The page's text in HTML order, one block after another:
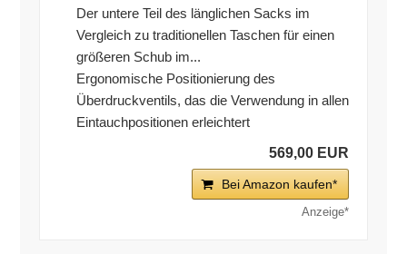
Der untere Teil des länglichen Sacks im
Vergleich zu traditionellen Taschen für einen
größeren Schub im...
Ergonomische Positionierung des
Überdruckventils, das die Verwendung in allen
Eintauchpositionen erleichtert
569,00 EUR
Bei Amazon kaufen*